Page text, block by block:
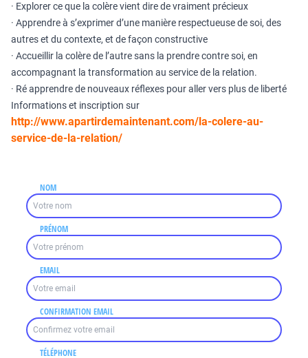
· Explorer ce que la colère vient dire de vraiment précieux
· Apprendre à s’exprimer d’une manière respectueuse de soi, des
autres et du contexte, et de façon constructive
· Accueillir la colère de l’autre sans la prendre contre soi, en
accompagnant la transformation au service de la relation.
· Ré apprendre de nouveaux réflexes pour aller vers plus de liberté
Informations et inscription sur
http://www.apartirdemaintenant.com/la-colere-au-
service-de-la-relation/
NOM
PRÉNOM
EMAIL
CONFIRMATION EMAIL
TÉLÉPHONE